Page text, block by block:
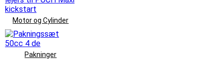
Motor og Cylinder
Pakninger